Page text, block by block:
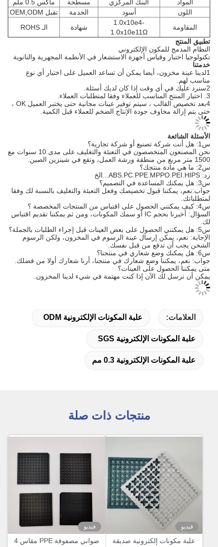
المواد البنك المركزي مسطحة
ماكس 0.5 ملم
اللون
أسود الخدمة
تقبل OEM,ODM
المقاومة
1.0x10e4-
1.0x10e11Ω
شهادة
الـ ROHS
تطبيق المنتج
النظام المدمج للمكون الإلكتروني
تكنولوجيا اختبار وقياس أجهزة الاستشعار في الأنظمة المجهرية والنانوية
خدمتنا
1لدينا عينة مخزون، أيضا يمكن أن تساعد العميل على اختيار أي نوع
مناسب لهم.
4بعد تخصيص القالب ، سيتم توفير عينات مجانية حتى يختبر العميل OK ،
حتى يتم إزالة مخاوف جودة الإنتاج الضخم للعملاء قبل الكمية.
الأسئلة الشائعة
س1: هل أنت شركة تصنيع أو شركة تجارية؟
نحن المصنعون المتخصصون في التعبئة والتغليف على مدى 10 سنوات مع
1500 متر مربع من منطقة ورشة العمل، وتقع في شينزين الصين.
س2: ما هي مادة منتجك؟
رد: ABS.PC.PPE.MPPO.PEI.HIPS...الخ
س3: هل يمكنك المساعدة في التصميم؟
جواب:نعم، يمكننا قبول تخصيصك وفعل التعبئة والتغليف بالنسبة لك وفقا
لمتطلباتك.
س4: كيف يمكنني الحصول على اقتباس من المنتجات المخصصة ؟
السؤال: أخبرنا بحجم IC أو سمك المكونات، ومن ثم يمكننا تقديم اقتباس
لك.
س5: هل يمكنني الحصول على بعض العينات قبل إجراء الطلبات بالجملة؟
الإجابة: نعم، يمكن إرسال عينة الرسوم في المخزون، ولكن الرسوم
الشحن يجب أن تدفع من قبل نفسك.
س6: هل يمكنك وضع شعاري في منتجنا؟
جواب: نعم، يمكننا وضع شعارك في منتجنا، أرنا شعارك أولا من فضلك.
متى يمكننا الحصول على العينات؟
يمكن أن نرسل لك الآن إذا كنت مهتمة في شيء لدينا المخزون.
العلامات: علبة المكونات الإلكترونية ODM
علبة المكونات الإلكترونية SGS
علبة المكونات الإلكترونية 0.3 مم
منتجات ذات صلة
فيديو
علبة مكونات إلكترونية صديقة
فيديو
صواني مصفوفة PPE مقاس 4